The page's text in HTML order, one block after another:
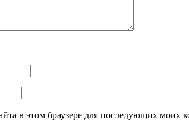
в этом браузере для последующих моих